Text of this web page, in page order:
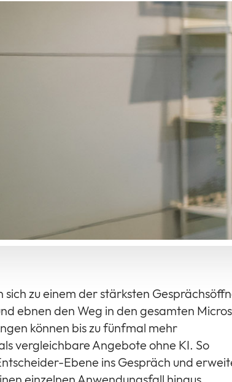
sich zu einem der stärksten
ebnen den Weg in den gesamten
können bis zu fünfmal mehr
vergleichbare Angebote ohne KI. So
Ebene ins Gespräch und